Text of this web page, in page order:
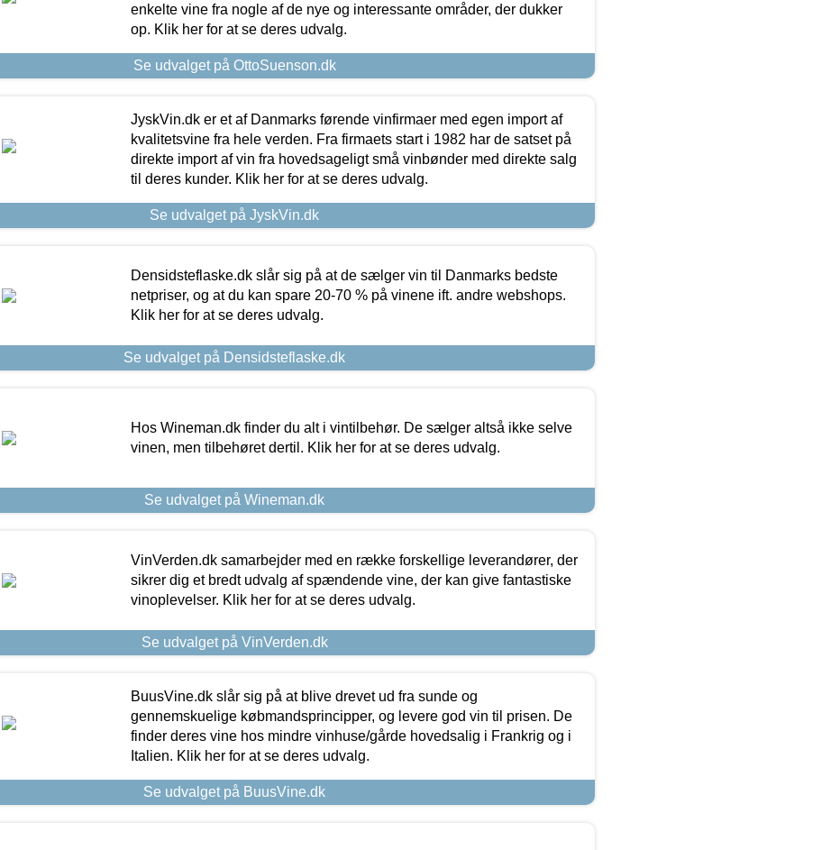
enkelte vine fra nogle af de nye og interessante områder, der dukker
op. Klik her for at se deres udvalg.
Se udvalget på OttoSuenson.dk
JyskVin.dk er et af Danmarks førende vinfirmaer med egen import af
kvalitetsvine fra hele verden. Fra firmaets start i 1982 har de satset på
direkte import af vin fra hovedsageligt små vinbønder med direkte salg
til deres kunder. Klik her for at se deres udvalg.
Se udvalget på JyskVin.dk
Densidsteflaske.dk slår sig på at de sælger vin til Danmarks bedste
netpriser, og at du kan spare 20-70 % på vinene ift. andre webshops.
Klik her for at se deres udvalg.
Se udvalget på Densidsteflaske.dk
Hos Wineman.dk finder du alt i vintilbehør. De sælger altså ikke selve
vinen, men tilbehøret dertil. Klik her for at se deres udvalg.
Se udvalget på Wineman.dk
VinVerden.dk samarbejder med en række forskellige leverandører, der
sikrer dig et bredt udvalg af spændende vine, der kan give fantastiske
vinoplevelser. Klik her for at se deres udvalg.
Se udvalget på VinVerden.dk
BuusVine.dk slår sig på at blive drevet ud fra sunde og
gennemskuelige købmandsprincipper, og levere god vin til prisen. De
finder deres vine hos mindre vinhuse/gårde hovedsalig i Frankrig og i
Italien. Klik her for at se deres udvalg.
Se udvalget på BuusVine.dk